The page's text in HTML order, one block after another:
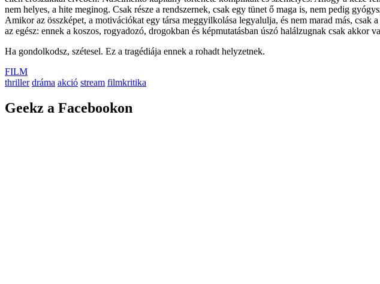
nem helyes, a hite meginog. Csak része a rendszernek, csak egy tünet ő maga is, nem pedig
Amikor az összképet, a motivációkat egy társa meggyilkolása legyalulja, és nem marad más, csak
az egész: ennek a koszos, rogyadozó, drogokban és képmutatásban úszó halálzugnak csak
Ha gondolkodsz, szétesel. Ez a tragédiája ennek a rohadt helyzetnek.
FILM
thriller dráma akció stream filmkritika
Geekz a Facebookon